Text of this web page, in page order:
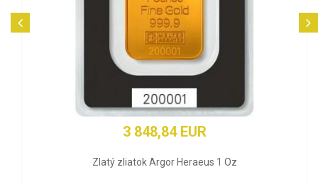
3 848,84 EUR
Zlatý zliatok Argor Heraeus 1 Oz